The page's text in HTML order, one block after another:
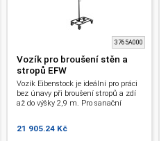
3765A000
Vozík pro broušení stěn a
stropů EFW
Vozík Eibenstock je ideální pro práci
bez únavy při broušení stropů a zdí
až do výšky 2,9 m. Pro sanační
krkem.
21 905.24 Kč